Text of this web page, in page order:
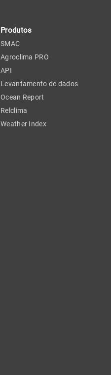
Produtos
SMAC
Agroclima PRO
API
Levantamento de dados
Ocean Report
Relclima
Weather Index